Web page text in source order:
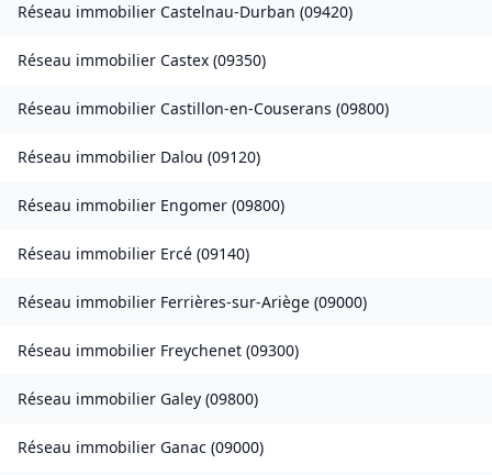
Réseau immobilier Castelnau-Durban (09420)
Réseau immobilier Castex (09350)
Réseau immobilier Castillon-en-Couserans (09800)
Réseau immobilier Dalou (09120)
Réseau immobilier Engomer (09800)
Réseau immobilier Ercé (09140)
Réseau immobilier Ferrières-sur-Ariège (09000)
Réseau immobilier Freychenet (09300)
Réseau immobilier Galey (09800)
Réseau immobilier Ganac (09000)